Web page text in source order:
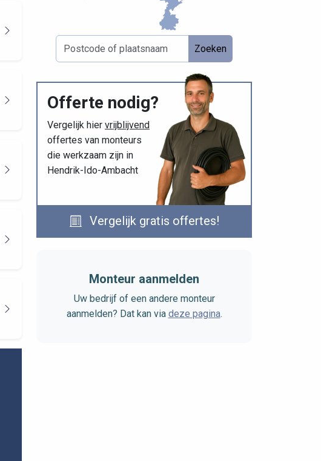
Zoeken
Offerte nodig?
Vergelijk hier vrijblijvend
offertes van monteurs
die werkzaam zijn in
Hendrik-Ido-Ambacht
Vergelijk gratis offertes!
Monteur aanmelden
Uw bedrijf of een andere monteur
aanmelden? Dat kan via deze pagina.